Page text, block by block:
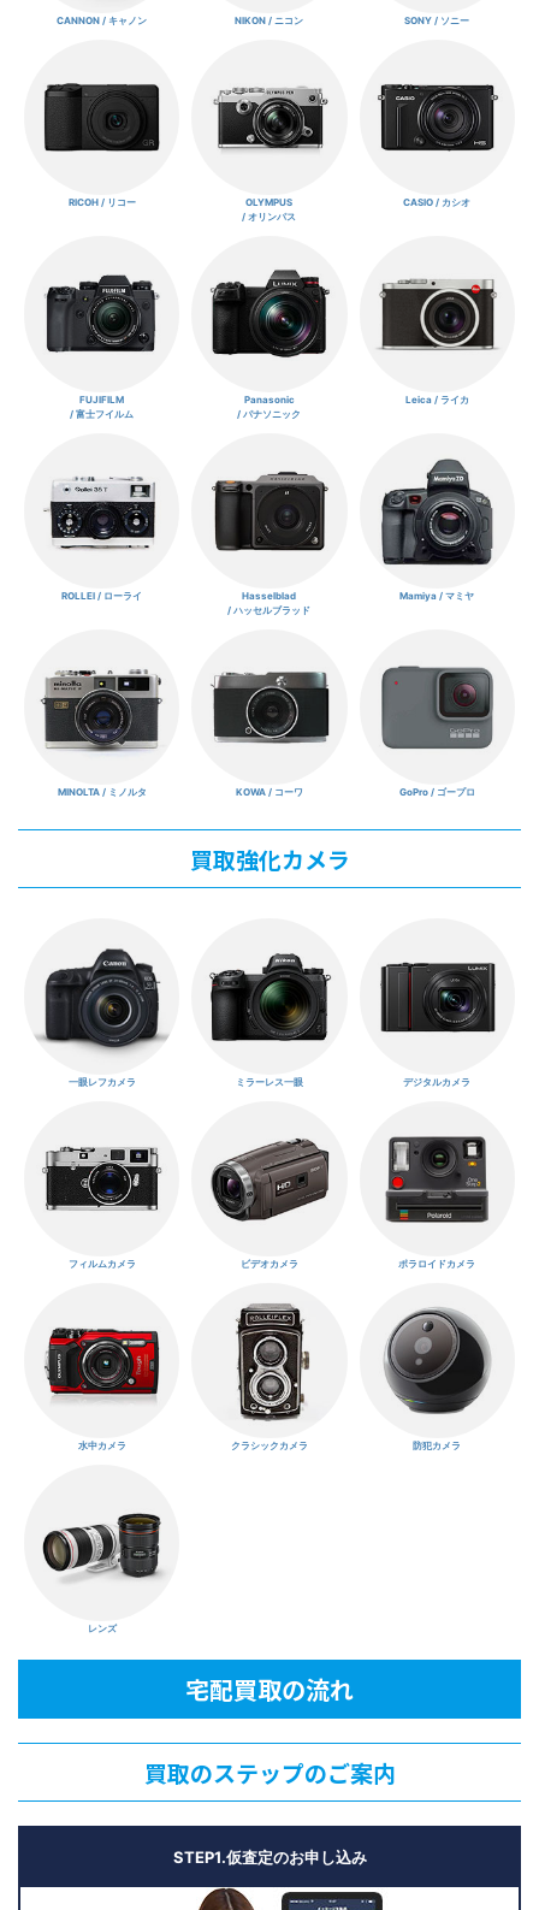
CANNON / キャノン NIKON / ニコン SONY / ソニー
RICOH / リコー
OLYMPUS
/ オリンパス
CASIO / カシオ
FUJIFILM
/ 富士フイルム
Panasonic
/ パナソニック
Leica / ライカ
ROLLEI / ローライ
Hasselblad
/ ハッセルブラッド
Mamiya / マミヤ
MINOLTA / ミノルタ KOWA / コーワ GoPro / ゴープロ
買取強化カメラ
一眼レフカメラ ミラーレス一眼 デジタルカメラ
フィルムカメラ ビデオカメラ ポラロイドカメラ
水中カメラ クラシックカメラ 防犯カメラ
レンズ
宅配買取の流れ
買取のステップのご案内
STEP1.仮査定のお申し込み